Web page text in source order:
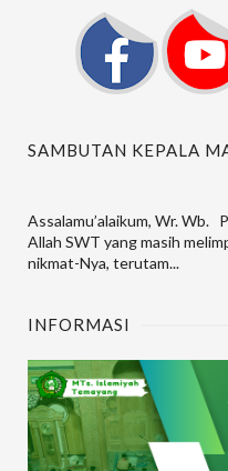
SAMBUTAN KEPALA
Assalamu’alaikum, Wr. Wb.
Allah SWT yang masih
nikmat-Nya, terutam...
INFORMASI